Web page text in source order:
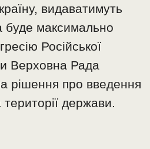
видаватимуть
максимально
Російської
Верховна Рада
рішення про введення
держави.